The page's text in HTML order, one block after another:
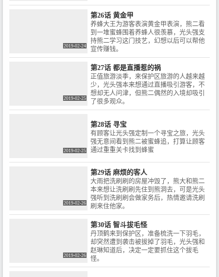
2019-02-24
第26话 黄金甲
养蜂大王为游客表演黄金甲表演，熊二看
到一堆蜜蜂围着养蜂人很羡慕，光头强支
持熊二学习这门技艺，幻想以后可以帮他
宣传赚钱。
2019-02-25
第27话 都是直播惹的祸
正值旅游淡季，来保护区旅游的人越来越
少，光头强本来想通过直播吸引游客，不
想却无人问津，但熊二偶然的入境却吸引
了很多观众。
2019-02-25
第28话 寻宝
有顾客让光头强定制一个寻宝之旅，光头
强无意间看到熊二被蜜蜂追，打算让顾客
通过重重关卡找到蜂蜜
2019-02-26
第29话 麻烦的客人
大雨把洗刷刷的房屋冲毁了，熊大和熊二
本来想让洗刷刷先住到熊洞去，可是光头
强听到洗刷刷会做家务后，热情邀请洗刷
刷来住他家。
2019-02-26
第30话 智斗拔毛怪
丹顶鹤来到保护区，准备梳洗一下羽毛，
却突然遭到袭击被拔掉了羽毛，光头强和
赵琳知道后，决定一定要抓住这个拔毛
怪。